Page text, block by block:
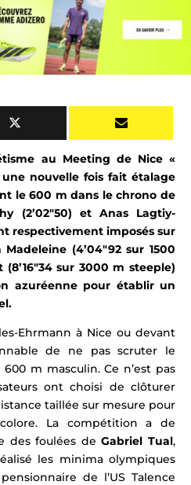
au Meeting de Nice «
nouvelle fois fait étalage
le 600 m dans le chrono de
(2’02″50) et Anas Lagtiy-
respectivement imposés sur
Madeleine (4’04″92 sur 1500
sur 3000 m steeple)
azuréenne pour établir un
Ehrmann à Nice ou devant
de ne pas scruter le
m masculin. Ce n’est pas
ont choisi de clôturer
taillée sur mesure pour
La compétition a de
des foulées deGabriel Tual,
les minima olympiques
de l’US Talence